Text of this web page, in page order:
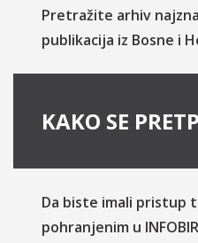
Pretražite arhiv
publikacija iz Bosne i
KAKO SE
Da biste imali pristup
pohranjenim u